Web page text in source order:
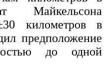
Майкельсона
километров в
предположение
до одной